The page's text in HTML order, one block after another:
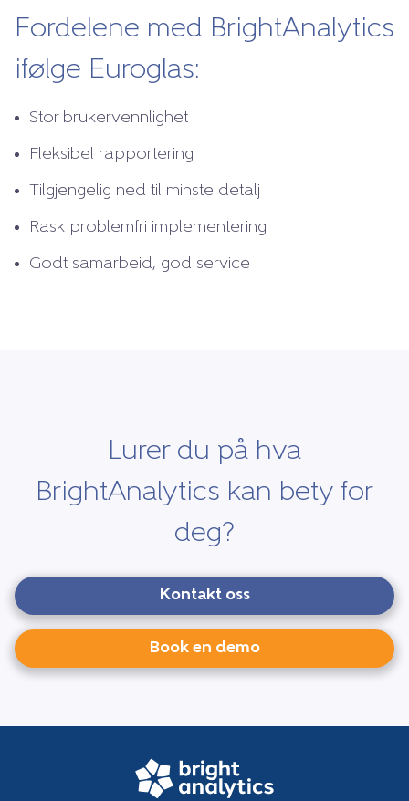
Fordelene med BrightAnalytics
ifølge Euroglas:
Stor brukervennlighet
Fleksibel rapportering
Tilgjengelig ned til minste detalj
Rask problemfri implementering
Godt samarbeid, god service
Lurer du på hva
BrightAnalytics kan bety for
deg?
Kontakt oss
Book en demo